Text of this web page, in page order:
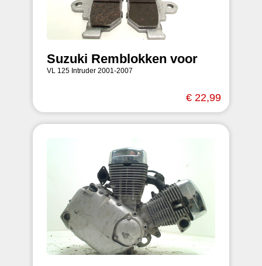
Suzuki Remblokken voor
VL 125 Intruder 2001-2007
€ 22,99